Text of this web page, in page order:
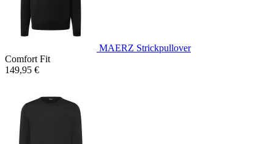
MAERZ Strickpullover
Comfort Fit
149,95 €